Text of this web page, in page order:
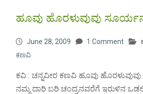
ಹೂವು ಹೊರಳುವುವು
June 28, 2009 1 Comment
ಕಣವಿ
ಕವಿ : ಚನ್ನವೀರ ಕಣವಿ ಹೂವು
ನಮ್ಮ ದಾರಿ ಬರಿ ಚಂದ್ರನವರೆಗೆ ಇರುಳಿನ